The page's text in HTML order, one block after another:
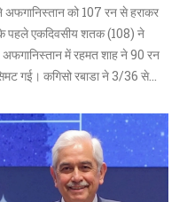
अफगानिस्तान को 107 रन से हराकर
के पहले एकदिवसीय शतक (108) ने
में रहमत शाह ने 90 रन
गई। कगिसो रबाडा ने 3/36 से